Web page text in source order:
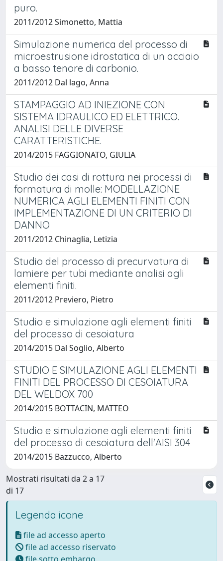
puro.
2011/2012 Simonetto, Mattia
Simulazione numerica del processo di
microestrusione idrostatica di un acciaio
a basso tenore di carbonio.
2011/2012 Dal lago, Anna
STAMPAGGIO AD INIEZIONE CON
SISTEMA IDRAULICO ED ELETTRICO.
ANALISI DELLE DIVERSE
CARATTERISTICHE.
2014/2015 FAGGIONATO, GIULIA
Studio dei casi di rottura nei processi di
formatura di molle: MODELLAZIONE
NUMERICA AGLI ELEMENTI FINITI CON
IMPLEMENTAZIONE DI UN CRITERIO DI
DANNO
2011/2012 Chinaglia, Letizia
Studio del processo di precurvatura di
lamiere per tubi mediante analisi agli
elementi finiti.
2011/2012 Previero, Pietro
Studio e simulazione agli elementi finiti
del processo di cesoiatura
2014/2015 Dal Soglio, Alberto
STUDIO E SIMULAZIONE AGLI ELEMENTI
FINITI DEL PROCESSO DI CESOIATURA
DEL WELDOX 700
2014/2015 BOTTACIN, MATTEO
Studio e simulazione agli elementi finiti
del processo di cesoiatura dell'AISI 304
2014/2015 Bazzucco, Alberto
Mostrati risultati da 2 a 17
di 17
Legenda icone
file ad accesso aperto
file ad accesso riservato
file sotto embargo